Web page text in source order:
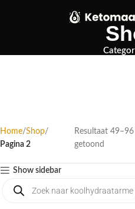
Home Shop
Pagina 2
Resultaat
getoond
Show sidebar